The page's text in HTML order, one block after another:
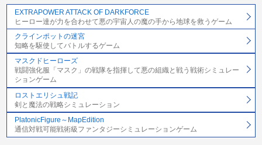
EXTRAPOWER ATTACK OF DARKFORCE
ヒーロー達が力を合わせて悪の宇宙人の魔の手から地球を救うゲーム
クラインポットの迷宮
知略を駆使してバトルするゲーム
マスクドヒーローズ
戦闘強化服「マスク」の戦隊を指揮して悪の組織と戦う戦術シミュレー
ションゲーム
ロストエリシュ戦記
剣と魔法の戦略シミュレーション
PlatonicFigure～MapEdition
通信対戦可能戦術級ファンタジーシミュレーションゲーム